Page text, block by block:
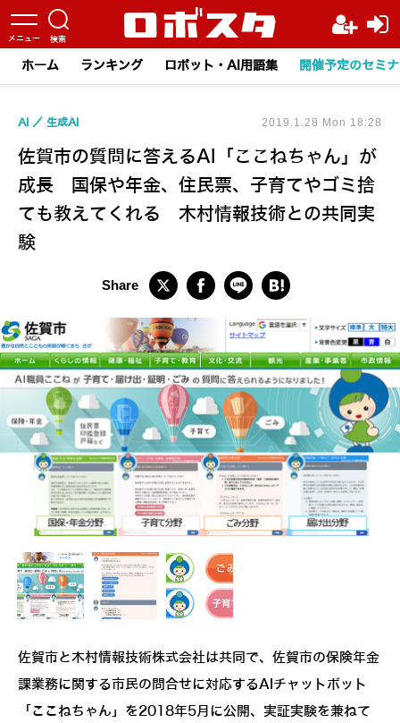
ホーム ランキング ロボット・AI用語集 開催予定のセミ
佐賀市の質問に答えるAI「ここねちゃん」が
成長 国保や年金、住民票、子育てやゴミ捨
ても教えてくれる 木村情報技術との共同実
験
AI 生成AI 2019.1.28 Mon 18:28
佐賀市と木村情報技術株式会社は共同で、佐賀市の保険年金
課業務に関する市民の問合せに対応するAIチャットボット
「ここねちゃん」を2018年5月に公開、実証実験を兼ねて